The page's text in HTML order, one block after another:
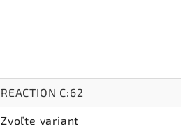
REACTION C:62
Zvoľte variant